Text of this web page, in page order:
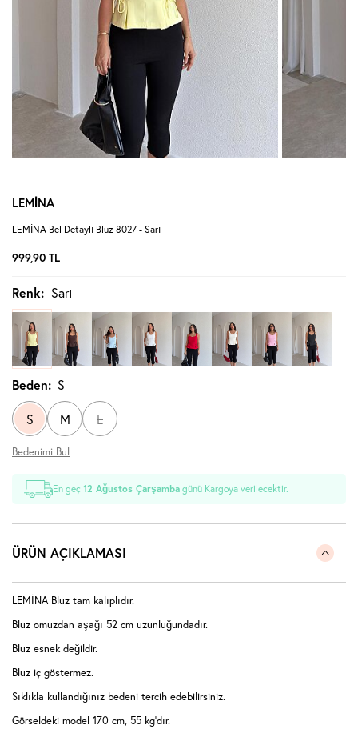
LEMİNA
LEMİNA Bel Detaylı Bluz 8027 - Sarı
999,90 TL
Renk: Sarı
Beden: S
S M L
Bedenimi Bul
En geç12 Ağustos Çarşamba günü Kargoya verilecektir.
ÜRÜN AÇIKLAMASI
LEMİNA Bluz tam kalıplıdır.
Bluz omuzdan aşağı 52 cm uzunluğundadır.
Bluz esnek değildir.
Bluz iç göstermez.
Sıklıkla kullandığınız bedeni tercih edebilirsiniz.
Görseldeki model 170 cm, 55 kg'dır.